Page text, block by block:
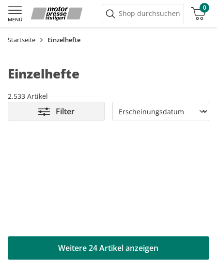
MENÜ
Shop durchsuchen
0
Warenkorb
Startseite Einzelhefte
Einzelhefte
2.533 Artikel
Filter
Weitere 24 Artikel anzeigen